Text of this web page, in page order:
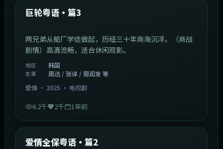
最新
巨轮粤语·篇3
两兄弟从船厂学徒做起，历经三十年商海沉浮。（商战
剧情）高清流畅，适合休闲观影。
地区 韩国
主演
周迅 / 张译 / 周润发 等
爱情· 2025 · 电视剧
6.2千 2千 1年前
最新
爱情全保粤语·篇2